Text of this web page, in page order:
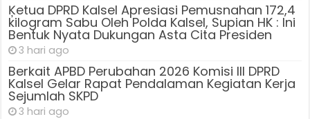
Ķetua DPRD Kalsel Apresiasi Pemusnahan 172,4
kilogram Sabu Oleh Polda Kalsel, Supian HK : Ini
Bentuk Nyata Dukungan Asta Cita Presiden
3 hari ago
Berkait APBD Perubahan 2026 Komisi III DPRD
Kalsel Gelar Rapat Pendalaman Kegiatan Kerja
Sejumlah SKPD
3 hari ago